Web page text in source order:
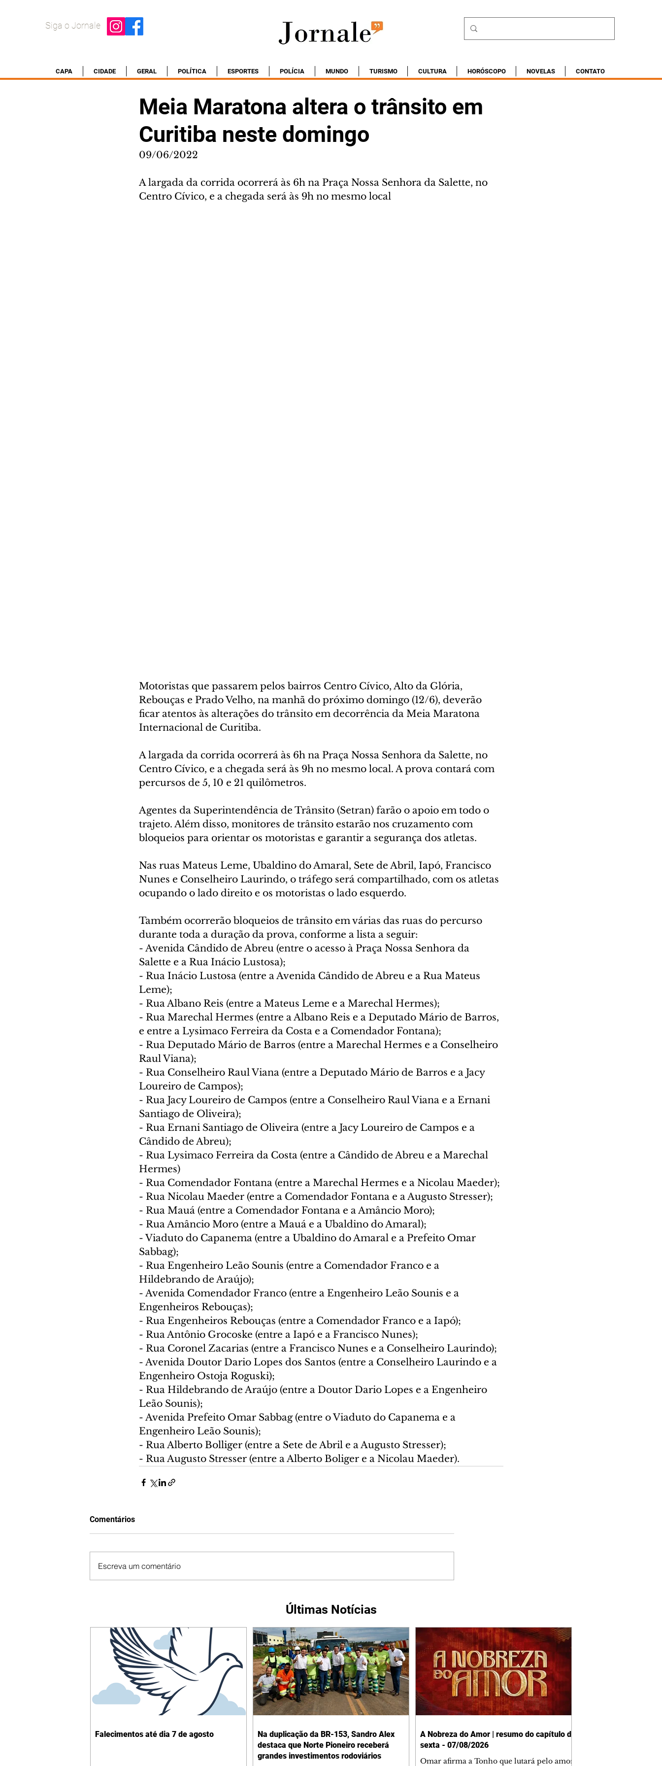
Siga o Jornale
CAPA CIDADE GERAL POLÍTICA ESPORTES POLÍCIA MUNDO TURISMO CULTURA HORÓSCOPO NOVELAS CONTATO
Meia Maratona altera o trânsito em
Curitiba neste domingo
09/06/2022
A largada da corrida ocorrerá às 6h na Praça Nossa Senhora da Salette, no
Centro Cívico, e a chegada será às 9h no mesmo local
Motoristas que passarem pelos bairros Centro Cívico, Alto da Glória,
Rebouças e Prado Velho, na manhã do próximo domingo (12/6), deverão
ficar atentos às alterações do trânsito em decorrência da Meia Maratona
Internacional de Curitiba.
A largada da corrida ocorrerá às 6h na Praça Nossa Senhora da Salette, no
Centro Cívico, e a chegada será às 9h no mesmo local. A prova contará com
percursos de 5, 10 e 21 quilômetros.
Agentes da Superintendência de Trânsito (Setran) farão o apoio em todo o
trajeto. Além disso, monitores de trânsito estarão nos cruzamento com
bloqueios para orientar os motoristas e garantir a segurança dos atletas.
Nas ruas Mateus Leme, Ubaldino do Amaral, Sete de Abril, Iapó, Francisco
Nunes e Conselheiro Laurindo, o tráfego será compartilhado, com os atletas
ocupando o lado direito e os motoristas o lado esquerdo.
Também ocorrerão bloqueios de trânsito em várias das ruas do percurso
durante toda a duração da prova, conforme a lista a seguir:
- Avenida Cândido de Abreu (entre o acesso à Praça Nossa Senhora da
Salette e a Rua Inácio Lustosa);
- Rua Inácio Lustosa (entre a Avenida Cândido de Abreu e a Rua Mateus
Leme);
- Rua Albano Reis (entre a Mateus Leme e a Marechal Hermes);
- Rua Marechal Hermes (entre a Albano Reis e a Deputado Mário de Barros,
e entre a Lysimaco Ferreira da Costa e a Comendador Fontana);
- Rua Deputado Mário de Barros (entre a Marechal Hermes e a Conselheiro
Raul Viana);
- Rua Conselheiro Raul Viana (entre a Deputado Mário de Barros e a Jacy
Loureiro de Campos);
- Rua Jacy Loureiro de Campos (entre a Conselheiro Raul Viana e a Ernani
Santiago de Oliveira);
- Rua Ernani Santiago de Oliveira (entre a Jacy Loureiro de Campos e a
Cândido de Abreu);
- Rua Lysimaco Ferreira da Costa (entre a Cândido de Abreu e a Marechal
Hermes)
- Rua Comendador Fontana (entre a Marechal Hermes e a Nicolau Maeder);
- Rua Nicolau Maeder (entre a Comendador Fontana e a Augusto Stresser);
- Rua Mauá (entre a Comendador Fontana e a Amâncio Moro);
- Rua Amâncio Moro (entre a Mauá e a Ubaldino do Amaral);
- Viaduto do Capanema (entre a Ubaldino do Amaral e a Prefeito Omar
Sabbag);
- Rua Engenheiro Leão Sounis (entre a Comendador Franco e a
Hildebrando de Araújo);
- Avenida Comendador Franco (entre a Engenheiro Leão Sounis e a
Engenheiros Rebouças);
- Rua Engenheiros Rebouças (entre a Comendador Franco e a Iapó);
- Rua Antônio Grocoske (entre a Iapó e a Francisco Nunes);
- Rua Coronel Zacarias (entre a Francisco Nunes e a Conselheiro Laurindo);
- Avenida Doutor Dario Lopes dos Santos (entre a Conselheiro Laurindo e a
Engenheiro Ostoja Roguski);
- Rua Hildebrando de Araújo (entre a Doutor Dario Lopes e a Engenheiro
Leão Sounis);
- Avenida Prefeito Omar Sabbag (entre o Viaduto do Capanema e a
Engenheiro Leão Sounis);
- Rua Alberto Bolliger (entre a Sete de Abril e a Augusto Stresser);
- Rua Augusto Stresser (entre a Alberto Boliger e a Nicolau Maeder).
Comentários
Escreva um comentário
Últimas Notícias
Falecimentos até dia 7 de agosto
Na duplicação da BR-153, Sandro Alex
destaca que Norte Pioneiro receberá
grandes investimentos rodoviários
A Nobreza do Amor | resumo do capítulo de
sexta - 07/08/2026
Omar afirma a Tonho que lutará pelo amor